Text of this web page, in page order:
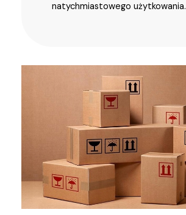
natychmiastowego użytkowania.